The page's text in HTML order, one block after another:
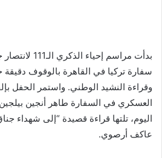
بدأت مراسم
سفارة تركيا في القاهرة بالوقوف دقيقة
وقراءة النشيد الوطني. واستمر الحفل
العسكري في السفارة طاهر أنجين
اليوم، تلتها قراءة قصيدة “إلى شهداء
عاكف أرصوي.